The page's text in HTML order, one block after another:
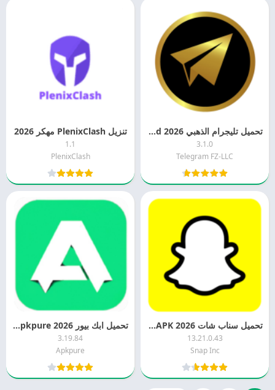
تحميل تليجرام الذهبي 2026 Telegram Gold
3.1.0
Telegram FZ-LLC
تنزيل PlenixClash مهكر 2026
1.1
PlenixClash
تحميل سناب شات 2026 Snapchats APK
13.21.0.43
Snap Inc
تحميل ابك بيور 2026 Apkpure اخر اصدار مجانا
3.19.84
Apkpure